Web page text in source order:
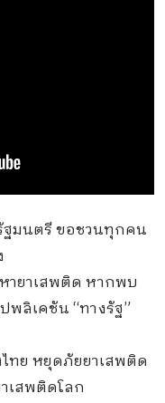
ฐมนตรี ขอชวนทุกคน
ยาเสพติด หากพบ
พลิเคชัน “ทางรัฐ”
ไทย หยุดภัยยาเสพติด
เสพติดโลก